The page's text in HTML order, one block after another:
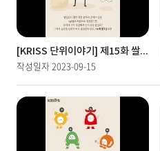
[KRISS 단위이야기] 제15화 쌀알보다 작은 '원자의 양'을 측정하는 단위!
작성일자2023-09-15